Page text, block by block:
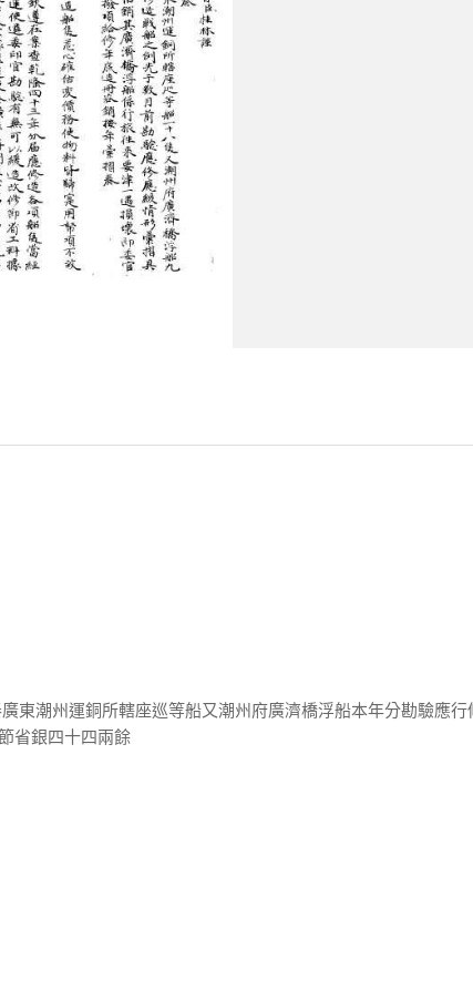
東潮州運銅所轄座巡等船又潮州府廣濟橋浮船本年分勘驗應行
省銀四十四兩餘